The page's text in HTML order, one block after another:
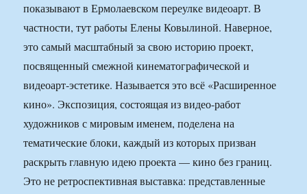
показывают в Ермолаевском переулке видеоарт. В
частности, тут работы Елены Ковылиной. Наверное,
это самый масштабный за свою историю проект,
посвященный смежной кинематографической и
видеоарт-эстетике. Называется это всё «Расширенное
кино». Экспозиция, состоящая из видео-работ
художников с мировым именем, поделена на
тематические блоки, каждый из которых призван
раскрыть главную идею проекта — кино без границ.
Это не ретроспективная выставка: представленные